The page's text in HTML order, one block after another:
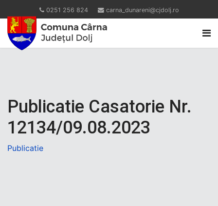
0251 256 824 carna_dunareni@cjdolj.ro
Publicatie Casatorie Nr.
12134/09.08.2023
Publicatie